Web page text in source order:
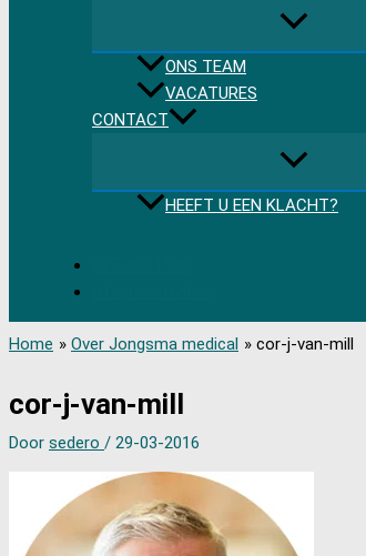
ONS TEAM
VACATURES
CONTACT
HEEFT U EEN KLACHT?
Home Over Jongsma medical cor-j-van-mill
cor-j-van-mill
Door sedero / 29-03-2016